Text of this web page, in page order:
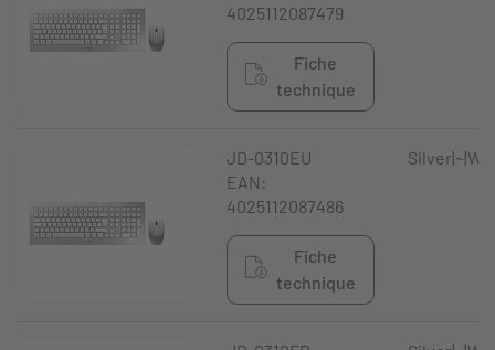
4025112087479
Fiche
technique
JD-0310EU
EAN:
4025112087486
Fiche
technique